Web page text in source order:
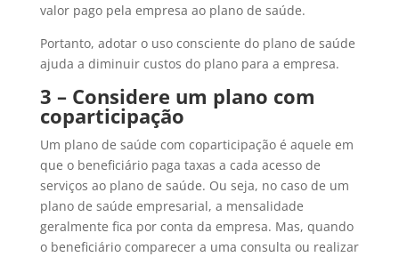
valor pago pela empresa ao plano de saúde.
Portanto, adotar o uso consciente do plano de saúde
ajuda a diminuir custos do plano para a empresa.
3 – Considere um plano com
coparticipação
Um plano de saúde com coparticipação é aquele em
que o beneficiário paga taxas a cada acesso de
serviços ao plano de saúde. Ou seja, no caso de um
plano de saúde empresarial, a mensalidade
geralmente fica por conta da empresa. Mas, quando
o beneficiário comparecer a uma consulta ou realizar